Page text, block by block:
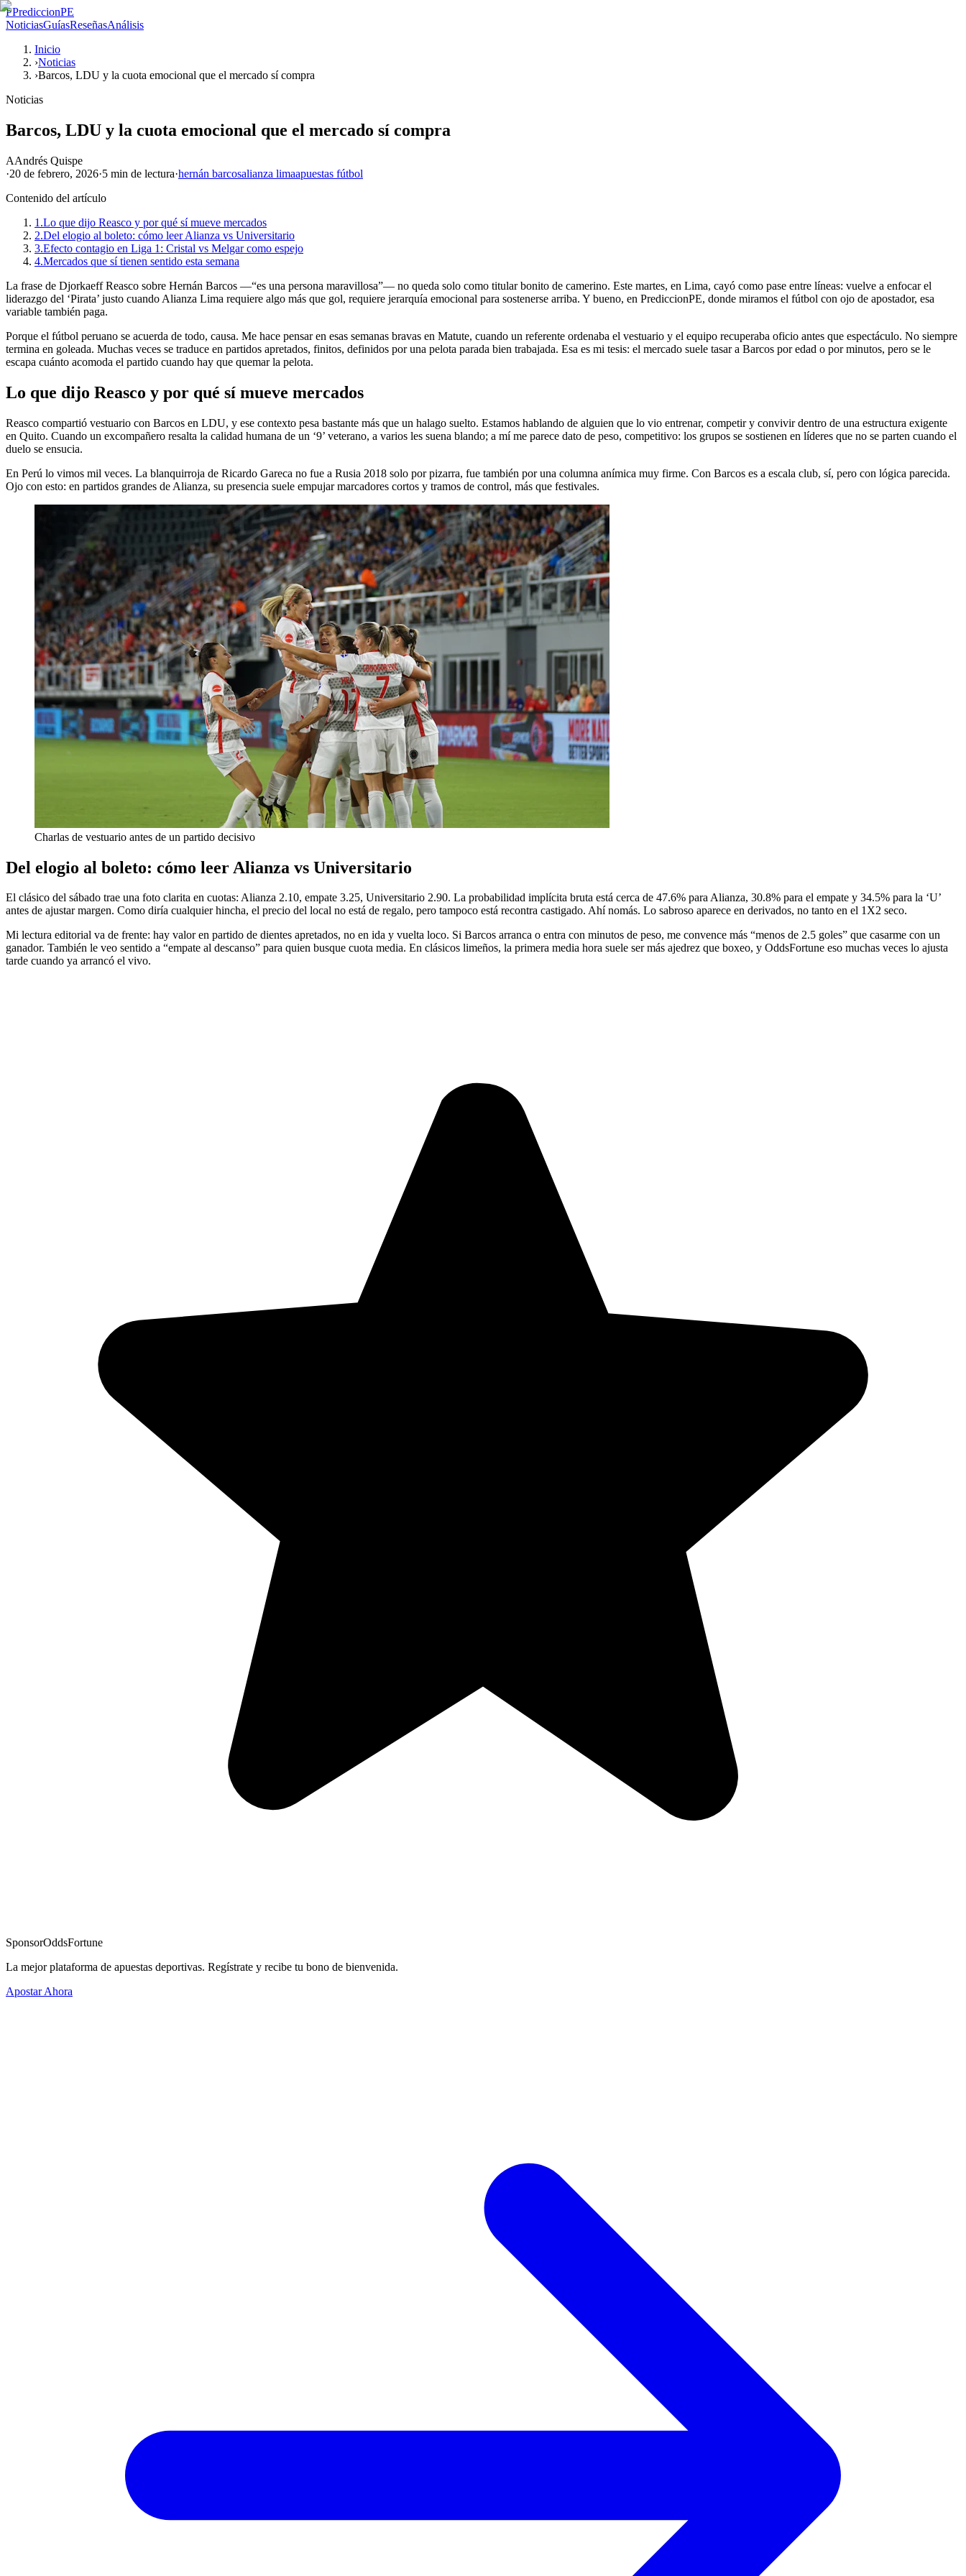
PPrediccionPE
NoticiasGuíasReseñasAnálisis
Inicio
›Noticias
›Barcos, LDU y la cuota emocional que el mercado sí compra
Noticias
Barcos, LDU y la cuota emocional que el mercado sí compra
AAndrés Quispe
·20 de febrero, 2026·5 min de lectura·hernán barcosalianza limaapuestas fútbol
Contenido del artículo
1.Lo que dijo Reasco y por qué sí mueve mercados
2.Del elogio al boleto: cómo leer Alianza vs Universitario
3.Efecto contagio en Liga 1: Cristal vs Melgar como espejo
4.Mercados que sí tienen sentido esta semana
La frase de Djorkaeff Reasco sobre Hernán Barcos —“es una persona maravillosa”— no queda solo como titular bonito de camerino. Este martes, en Lima, cayó como pase entre líneas: vuelve a enfocar el
liderazgo del ‘Pirata’ justo cuando Alianza Lima requiere algo más que gol, requiere jerarquía emocional para sostenerse arriba. Y bueno, en PrediccionPE, donde miramos el fútbol con ojo de apostador, esa
variable también paga.
Porque el fútbol peruano se acuerda de todo, causa. Me hace pensar en esas semanas bravas en Matute, cuando un referente ordenaba el vestuario y el equipo recuperaba oficio antes que espectáculo. No siempre
termina en goleada. Muchas veces se traduce en partidos apretados, finitos, definidos por una pelota parada bien trabajada. Esa es mi tesis: el mercado suele tasar a Barcos por edad o por minutos, pero se le
escapa cuánto acomoda el partido cuando hay que quemar la pelota.
Lo que dijo Reasco y por qué sí mueve mercados
Reasco compartió vestuario con Barcos en LDU, y ese contexto pesa bastante más que un halago suelto. Estamos hablando de alguien que lo vio entrenar, competir y convivir dentro de una estructura exigente
en Quito. Cuando un excompañero resalta la calidad humana de un ‘9’ veterano, a varios les suena blando; a mí me parece dato de peso, competitivo: los grupos se sostienen en líderes que no se parten cuando el
duelo se ensucia.
En Perú lo vimos mil veces. La blanquirroja de Ricardo Gareca no fue a Rusia 2018 solo por pizarra, fue también por una columna anímica muy firme. Con Barcos es a escala club, sí, pero con lógica parecida.
Ojo con esto: en partidos grandes de Alianza, su presencia suele empujar marcadores cortos y tramos de control, más que festivales.
Charlas de vestuario antes de un partido decisivo
Del elogio al boleto: cómo leer Alianza vs Universitario
El clásico del sábado trae una foto clarita en cuotas: Alianza 2.10, empate 3.25, Universitario 2.90. La probabilidad implícita bruta está cerca de 47.6% para Alianza, 30.8% para el empate y 34.5% para la ‘U’
antes de ajustar margen. Como diría cualquier hincha, el precio del local no está de regalo, pero tampoco está recontra castigado. Ahí nomás. Lo sabroso aparece en derivados, no tanto en el 1X2 seco.
Mi lectura editorial va de frente: hay valor en partido de dientes apretados, no en ida y vuelta loco. Si Barcos arranca o entra con minutos de peso, me convence más “menos de 2.5 goles” que casarme con un
ganador. También le veo sentido a “empate al descanso” para quien busque cuota media. En clásicos limeños, la primera media hora suele ser más ajedrez que boxeo, y OddsFortune eso muchas veces lo ajusta
tarde cuando ya arrancó el vivo.
SponsorOddsFortune
La mejor plataforma de apuestas deportivas. Regístrate y recibe tu bono de bienvenida.
Apostar Ahora